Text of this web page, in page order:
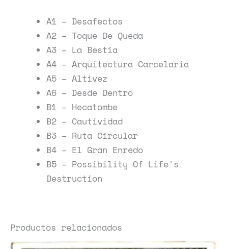
A1 – Desafectos
A2 – Toque De Queda
A3 – La Bestia
A4 – Arquitectura Carcelaria
A5 – Altivez
A6 – Desde Dentro
B1 – Hecatombe
B2 – Cautividad
B3 – Ruta Circular
B4 – El Gran Enredo
B5 – Possibility Of Life's
Destruction
Productos relacionados